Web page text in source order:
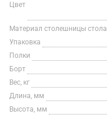
Цвет
Материал столешницы стола
Упаковка
Полки
Борт
Вес, кг
Длина, мм
Высота, мм